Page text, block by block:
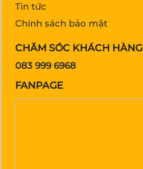
Tin tức
Chính sách bảo mật
CHĂM SÓC KHÁCH HÀNG
083 999 6968
FANPAGE